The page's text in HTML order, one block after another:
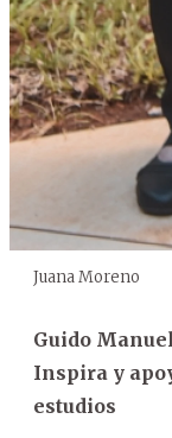
Juana Moreno
Guido
Inspira y
estudios